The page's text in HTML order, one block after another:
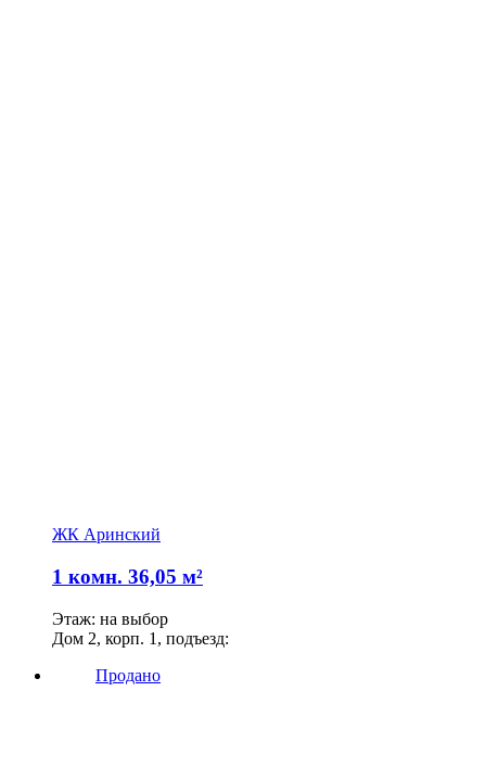
ЖК Аринский
1 комн. 36,05 м²
Этаж: на выбор
Дом 2, корп. 1, подъезд:
Продано